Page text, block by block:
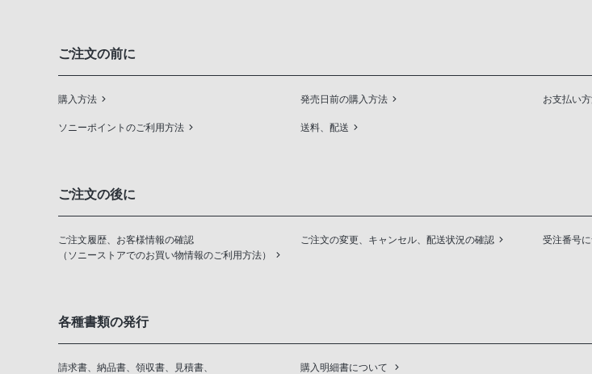
ご注文の前に
購入方法 発売日前の購入方法 お支払い
ソニーポイントのご利用方法 送料、配送
ご注文の後に
ご注文履歴、お客様情報の確認
（ソニーストアでのお買い物情報のご利用方法）
ご注文の変更、キャンセル、配送状況の確認 受注番号
各種書類の発行
請求書、納品書、領収書、見積書、
購入明細書について